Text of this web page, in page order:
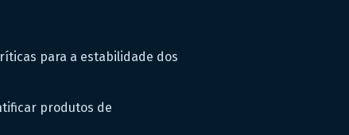
para a estabilidade dos
produtos de